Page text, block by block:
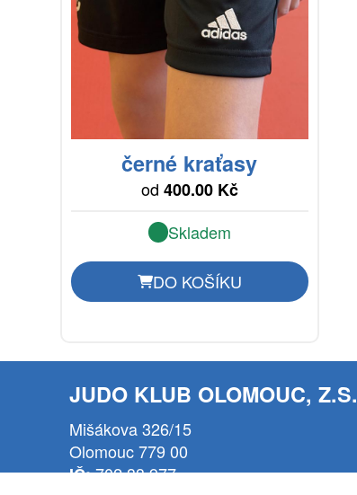
černé kraťasy
od 400.00 Kč
Skladem
DO KOŠÍKU
JUDO KLUB OLOMOUC, Z.S.
Mišákova 326/15
Olomouc 779 00
IČ:702 33 977